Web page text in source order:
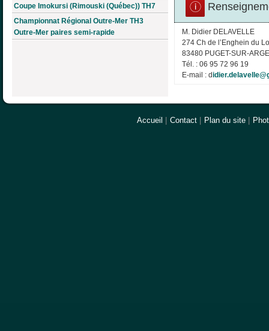
Coupe Imokursi (Rimouski (Québec)) TH7
Championnat Régional Outre-Mer TH3
Outre-Mer paires semi-rapide
M. Didier DELAVELLE
274 Ch de l’Enghein du
83480 PUGET-SUR-
Tél. : 06 95 72 96 19
E-mail : d
Accueil Contact Plan du site